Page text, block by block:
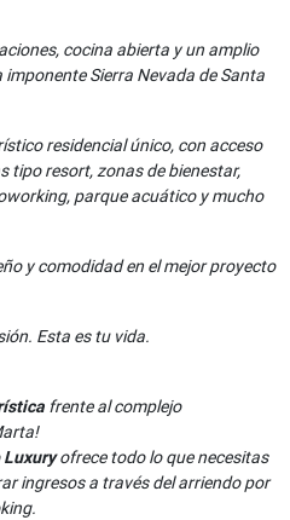
cocina abierta y un amplio
Sierra Nevada de Santa
residencial único, con acceso
tipo resort, zonas de bienestar,
parque acuático y mucho
y comodidad en el mejor proyecto
Esta es tu vida.
frente al complejo
Luxuryofrece todo lo que necesitas
ingresos a través del arriendo por